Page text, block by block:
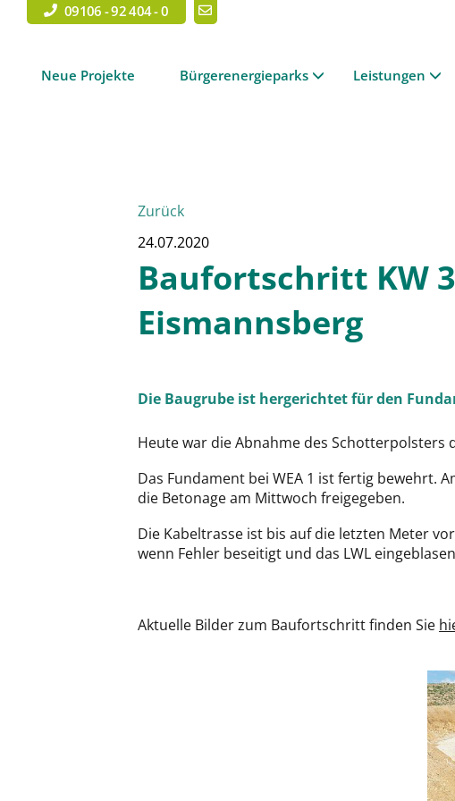
09106 - 92 404 - 0
Neue Projekte Bürgerenergieparks Leistungen
Zurück
24.07.2020
Baufortschritt KW
Eismannsberg
Die Baugrube ist hergerichtet für den
Heute war die Abnahme des Schotterpolsters
Das Fundament bei WEA 1 ist fertig bewehrt.
die Betonage am Mittwoch freigegeben.
Die Kabeltrasse ist bis auf die letzten Meter
wenn Fehler beseitigt und das LWL
Aktuelle Bilder zum Baufortschritt finden Sie